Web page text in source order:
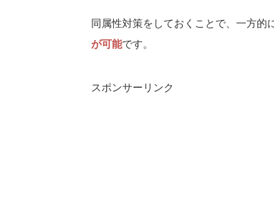
同属性対策をしておくことで、一方的
が可能です。
スポンサーリンク